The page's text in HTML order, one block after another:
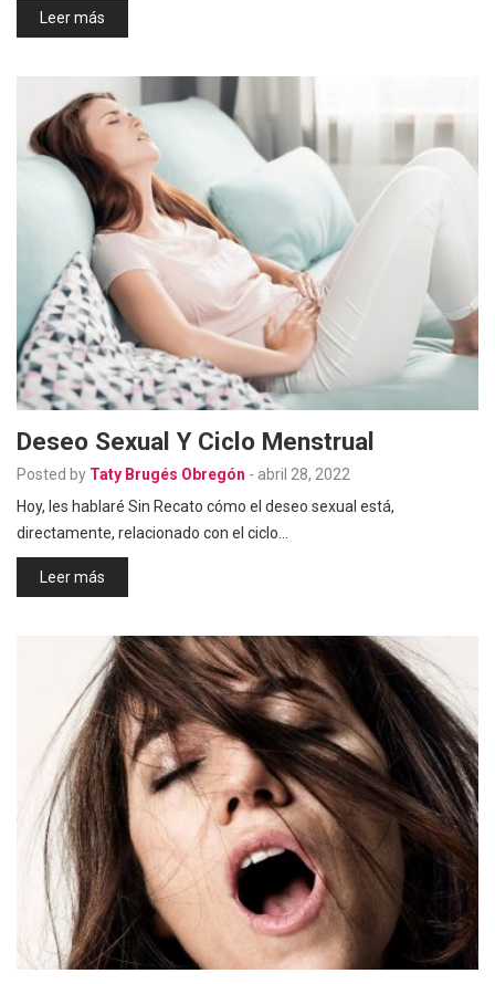
Leer más
Deseo Sexual Y Ciclo Menstrual
Posted by Taty Brugés Obregón - abril 28, 2022
Hoy, les hablaré Sin Recato cómo el deseo sexual está,
directamente, relacionado con el ciclo…
Leer más